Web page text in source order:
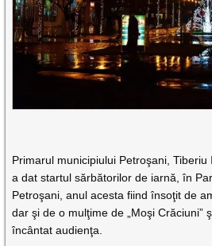
Primarul municipiului Petroşani,
a dat startul sărbătorilor de iarnă, în
Petroşani, anul acesta fiind însoţit de
dar şi de o mulţime de „Moşi Crăciuni”
încântat audienţa.